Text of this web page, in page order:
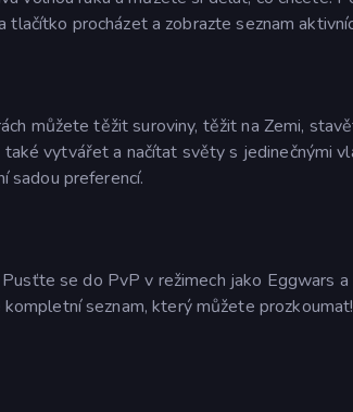
procházet a zobrazte seznam
můžete těžit suroviny, těžit na Zemi,
vytvářet a načítat světy s jedinečnými
sadou preferencí.
se do PvP v režimech jako Eggwars
seznam, který můžete prozkoumat!